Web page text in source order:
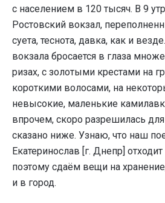
с населением в 120 тысяч. В 9
Ростовский вокзал,
суета, теснота, давка, как и
вокзала бросается в глаза
ризах, с золотыми крестами на
короткими волосами, на
невысокие, маленькие
впрочем, скоро разрешилась
сказано ниже. Узнаю, что наш
Екатеринослав [г. Днепр] отходит
поэтому сдаём вещи на
и в город.